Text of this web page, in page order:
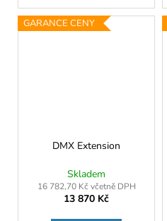
GARANCE CENY
DMX Extension
Skladem
16 782,70 Kč včetně DPH
13 870 Kč